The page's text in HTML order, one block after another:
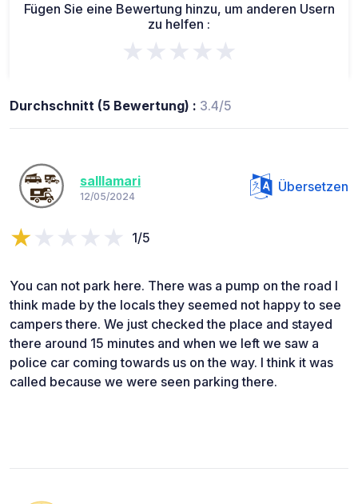
Fügen Sie eine Bewertung hinzu, um anderen Usern
zu helfen :
★★★★★
Durchschnitt (5 Bewertung) : 3.4/5
salllamari
12/05/2024
Übersetzen
1/5
You can not park here. There was a pump on the road I
think made by the locals they seemed not happy to see
campers there. We just checked the place and stayed
there around 15 minutes and when we left we saw a
police car coming towards us on the way. I think it was
called because we were seen parking there.